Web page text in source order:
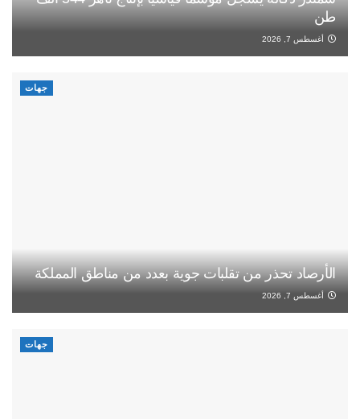
طن
أغسطس 7, 2026
جهات
الأرصاد تحذر من تقلبات جوية بعدد من مناطق المملكة
أغسطس 7, 2026
جهات